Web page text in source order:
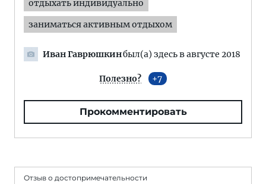
отдыхать индивидуально
заниматься активным отдыхом
Иван Гаврюшкинбыл(а) здесь в августе 2018
Полезно? 7
Прокомментировать
Отзыв о достопримечательности